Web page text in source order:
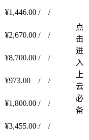
点
击
进
入
上
云
必
备
¥1,446.00 / /
¥2,670.00 / /
¥8,700.00 / /
¥973.00 / /
¥1,800.00 / /
¥3,455.00 / /